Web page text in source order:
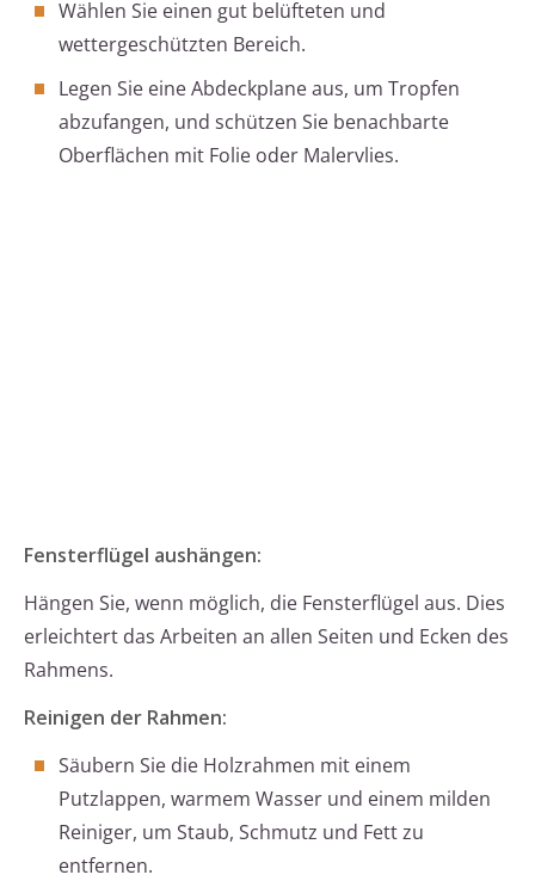
Wählen Sie einen gut belüfteten und
wettergeschützten Bereich.
Legen Sie eine Abdeckplane aus, um Tropfen
abzufangen, und schützen Sie benachbarte
Oberflächen mit Folie oder Malervlies.
Fensterflügel aushängen:
Hängen Sie, wenn möglich, die Fensterflügel aus. Dies
erleichtert das Arbeiten an allen Seiten und Ecken des
Rahmens.
Reinigen der Rahmen:
Säubern Sie die Holzrahmen mit einem
Putzlappen, warmem Wasser und einem milden
Reiniger, um Staub, Schmutz und Fett zu
entfernen.